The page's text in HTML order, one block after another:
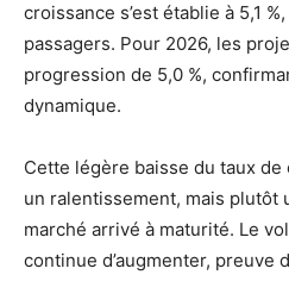
croissance s’est établie à 5,1
passagers. Pour 2026, les
progression de 5,0 %,
dynamique.
Cette légère baisse du taux
un ralentissement, mais plutôt
marché arrivé à maturité. Le
continue d’augmenter, preuve